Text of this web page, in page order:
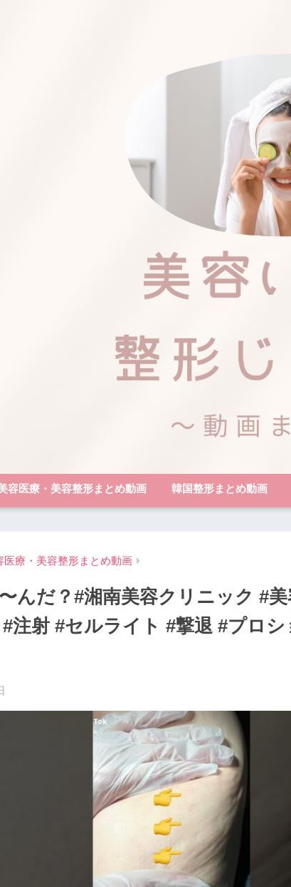
容医療・美容整形まとめ動画 韓国整形まとめ動画
医療・美容整形まとめ動画
んだ？#湘南美容クリニック #
注射 #セルライト #撃退 #プロ